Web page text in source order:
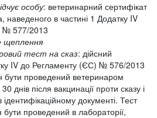
особу: ветеринарний сертифікат
наведеного в частині 1 Додатку IV
№ 577/2013
щеплення
тест на сказ: дійсний
IV до Регламенту (ЄС) № 576/2013
бути проведений ветеринаром
днів після вакцинації проти сказу і
документі. Тест
проведений в лабораторії,